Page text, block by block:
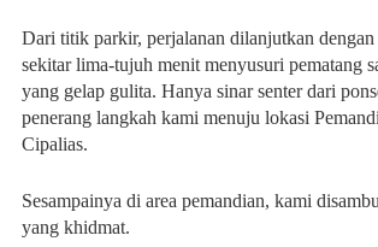
Dari titik parkir, perjalanan dilanjutkan
sekitar lima-tujuh menit menyusuri pematang
yang gelap gulita. Hanya sinar senter dari
penerang langkah kami menuju lokasi
Cipalias.
Sesampainya di area pemandian, kami
yang khidmat.